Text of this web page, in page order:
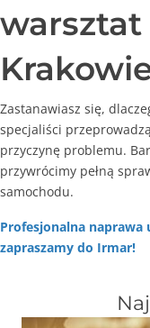
Zastanawiasz się,
specjaliści
przyczynę problemu.
przywrócimy pełną
samochodu.
Profesjonalna naprawa
zapraszamy do Irmar!